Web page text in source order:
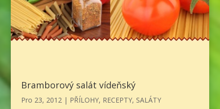
Bramborový salát vídeňský
Pro 23, 2012| PŘÍLOHY, RECEPTY, SALÁTY